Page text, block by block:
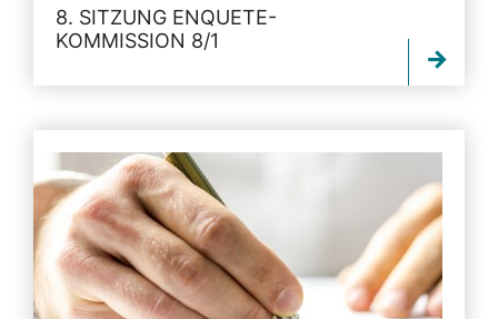
8. SITZUNG ENQUETE-
KOMMISSION 8/1